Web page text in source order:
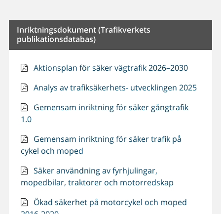
Inriktningsdokument (Trafikverkets
publikationsdatabas)
Aktionsplan för säker vägtrafik 2026–2030
Analys av trafiksäkerhets- utvecklingen 2025
Gemensam inriktning för säker gångtrafik
1.0
Gemensam inriktning för säker trafik på
cykel och moped
Säker användning av fyrhjulingar,
mopedbilar, traktorer och motorredskap
Ökad säkerhet på motorcykel och moped